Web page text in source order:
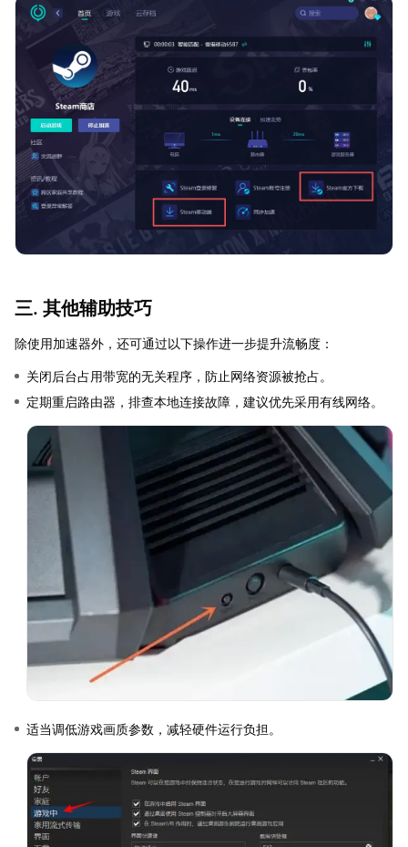
三. 其他辅助技巧
除使用加速器外，还可通过以下操作进一步提升流畅度：
关闭后台占用带宽的无关程序，防止网络资源被抢占。
定期重启路由器，排查本地连接故障，建议优先采用有线网络。
适当调低游戏画质参数，减轻硬件运行负担。